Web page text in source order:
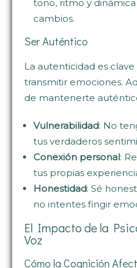
tono, ritmo y
cambios.
Ser Auténtico
La autenticidad es
transmitir emociones.
de mantenerte
Vulnerabilidad: No
tus verdaderos
Conexión personal:
tus propias
Honestidad: Sé
no intentes fingir
El Impacto de la
Voz
Cómo la Cognición